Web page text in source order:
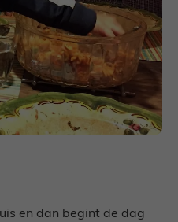
en dan begint de dag